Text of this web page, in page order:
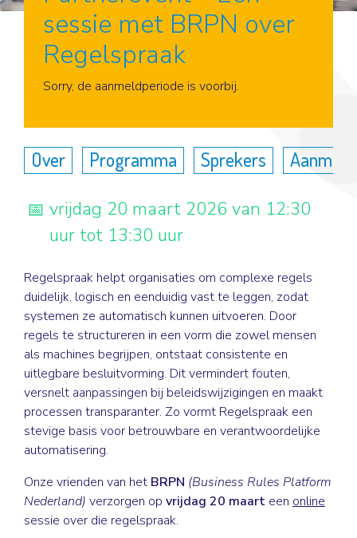
sessie met BRPN over
Regelspraak
Aanmelden
Sorry, de aanmeldperiode is voorbij.
Over Programma Sprekers
vrijdag 20 maart 2026 van 12:30
uur tot 13:30 uur
Regelspraak helpt organisaties om complexe regels
duidelijk, logisch en eenduidig vast te leggen, zodat
systemen ze automatisch kunnen uitvoeren. Door
regels te structureren in een vorm die zowel mensen
als machines begrijpen, ontstaat consistente en
uitlegbare besluitvorming. Dit vermindert fouten,
versnelt aanpassingen bij beleidswijzigingen en maakt
processen transparanter. Zo vormt Regelspraak een
stevige basis voor betrouwbare en verantwoordelijke
automatisering.
Onze vrienden van het BRPN (Business Rules Platform
Nederland) verzorgen op vrijdag 20 maart een online
sessie over die regelspraak.